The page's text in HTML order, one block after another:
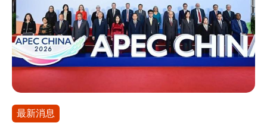
利、多元的旅遊體驗。 觀光署表示，由東部海岸國
家風景區管理處主辦的「東海岸大地藝術節」為東
臺灣夏季最具代表性的藝文盛事之一，其中「月
光．海音樂會」更是每年備受矚目的活動亮點，為
鼓勵旅客搭乘大眾運輸前往東部地區旅遊，今年特
× 月光．海音樂會」套票。 自7月1日起，凡於ibon
最新消息